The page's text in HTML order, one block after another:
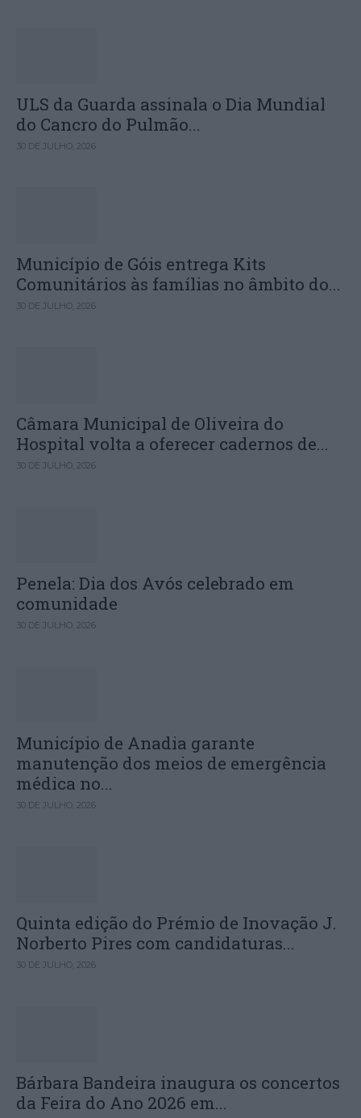
ULS da Guarda assinala o Dia Mundial
do Cancro do Pulmão...
30 DE JULHO, 2026
Município de Góis entrega Kits
Comunitários às famílias no âmbito do...
30 DE JULHO, 2026
Câmara Municipal de Oliveira do
Hospital volta a oferecer cadernos de...
30 DE JULHO, 2026
Penela: Dia dos Avós celebrado em
comunidade
30 DE JULHO, 2026
Município de Anadia garante
manutenção dos meios de emergência
médica no...
30 DE JULHO, 2026
Quinta edição do Prémio de Inovação J.
Norberto Pires com candidaturas...
30 DE JULHO, 2026
Bárbara Bandeira inaugura os concertos
da Feira do Ano 2026 em...